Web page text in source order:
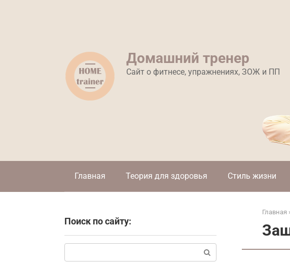
Домашний тренер
Сайт о фитнесе, упражнениях, ЗОЖ и ПП
Главная Теория для здоровья Стиль жизни
Главная
Поиск по сайту: